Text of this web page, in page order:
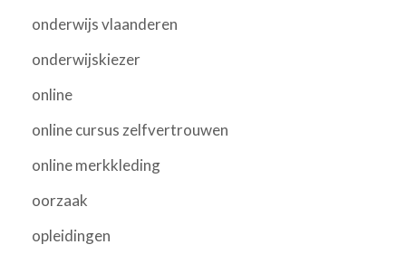
onderwijs vlaanderen
onderwijskiezer
online
online cursus zelfvertrouwen
online merkkleding
oorzaak
opleidingen